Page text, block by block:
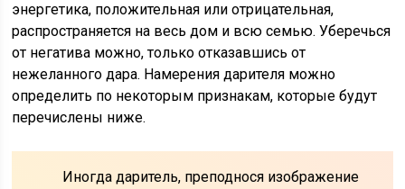
энергетика, положительная или отрицательная,
распространяется на весь дом и всю семью. Уберечься
от негатива можно, только отказавшись от
нежеланного дара. Намерения дарителя можно
определить по некоторым признакам, которые будут
перечислены ниже.
Иногда даритель, преподнося изображение